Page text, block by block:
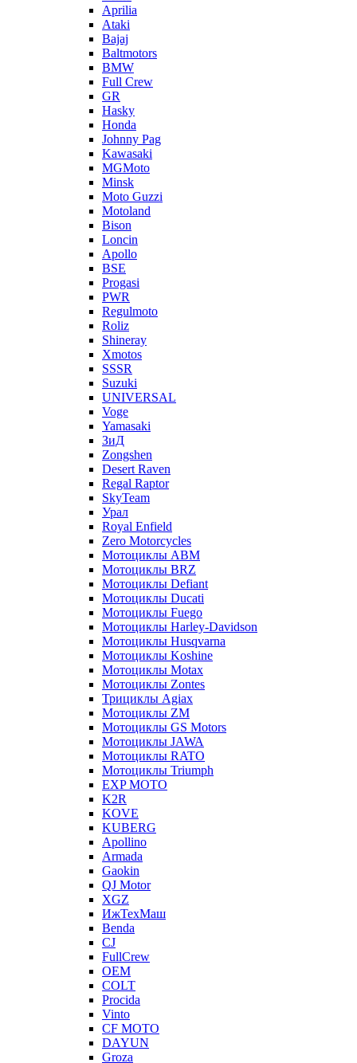
Aprilia
Ataki
Bajaj
Baltmotors
BMW
Full Crew
GR
Hasky
Honda
Johnny Pag
Kawasaki
MGMoto
Minsk
Moto Guzzi
Motoland
Bison
Loncin
Apollo
BSE
Progasi
PWR
Regulmoto
Roliz
Shineray
Xmotos
SSSR
Suzuki
UNIVERSAL
Voge
Yamasaki
ЗиД
Zongshen
Desert Raven
Regal Raptor
SkyTeam
Урал
Royal Enfield
Zero Motorcycles
Мотоциклы ABM
Мотоциклы BRZ
Мотоциклы Defiant
Мотоциклы Ducati
Мотоциклы Fuego
Мотоциклы Harley-Davidson
Мотоциклы Husqvarna
Мотоциклы Koshine
Мотоциклы Motax
Мотоциклы Zontes
Трициклы Agiax
Мотоциклы ZM
Мотоциклы GS Motors
Мотоциклы JAWA
Мотоциклы RATO
Мотоциклы Triumph
EXP MOTO
K2R
KOVE
KUBERG
Apollino
Armada
Gaokin
QJ Motor
XGZ
ИжТехМаш
Benda
CJ
FullCrew
OEM
COLT
Procida
Vinto
CF MOTO
DAYUN
Groza